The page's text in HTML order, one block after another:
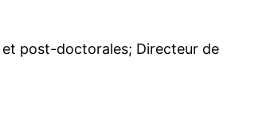
post-doctorales; Directeur de